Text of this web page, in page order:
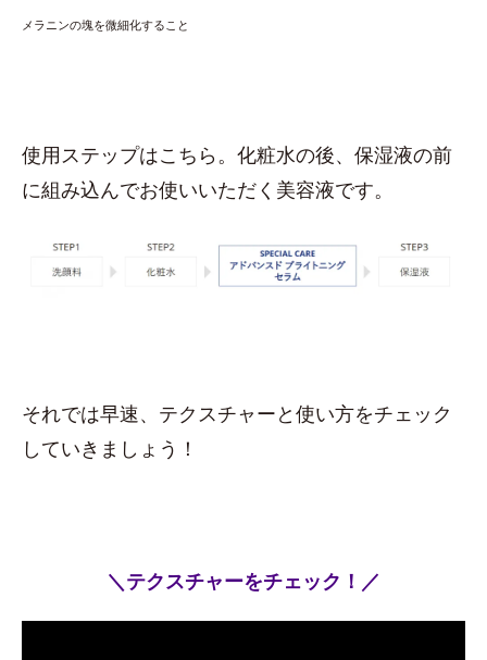
メラニンの塊を微細化すること
使用ステップはこちら。化粧水の後、保湿液の前
に組み込んでお使いいただく美容液です。
それでは早速、テクスチャーと使い方をチェック
していきましょう！
＼テクスチャーをチェック！／